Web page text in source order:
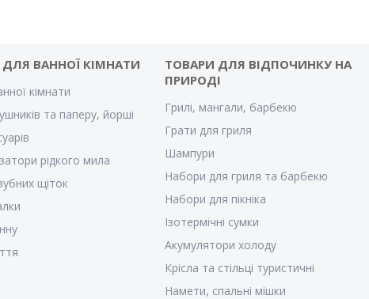
ДЛЯ ВАННОЇ КІМНАТИ
кімнати
та паперу, йорші
рідкого мила
щіток
ТОВАРИ ДЛЯ ВІДПОЧИНКУ НА
ПРИРОДІ
Грилі, мангали, барбекю
Грати для гриля
Шампури
Набори для гриля та барбекю
Набори для пікніка
Ізотермічні сумки
Акумулятори холоду
Крісла та стільці туристичні
Намети, спальні мішки